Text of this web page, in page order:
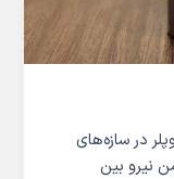
در سازه‌های
نیرو بین